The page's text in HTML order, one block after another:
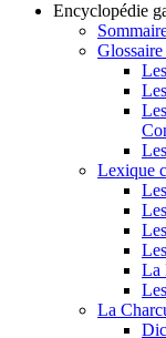
Encyclopédie
Lexique
La
La